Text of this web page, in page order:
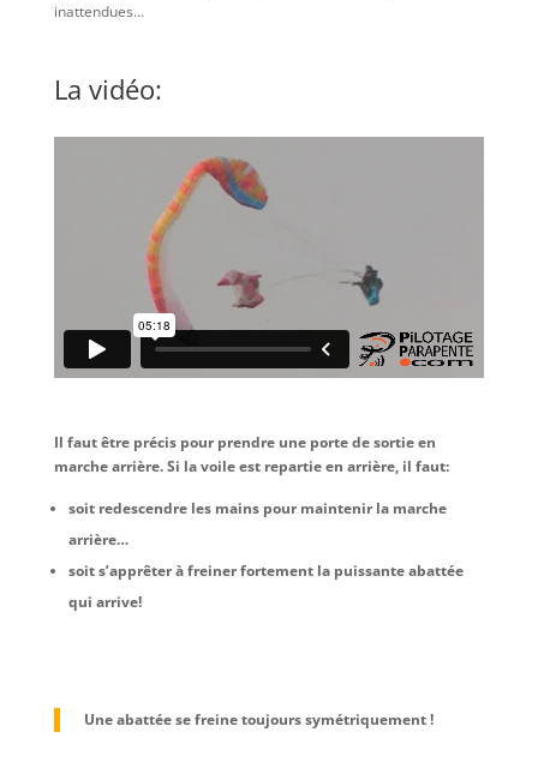
inattendues…
La vidéo:
Il faut être précis pour prendre une porte de sortie en
marche arrière. Si la voile est repartie en arrière, il faut:
soit redescendre les mains pour maintenir la marche
arrière…
soit s’apprêter à freiner fortement la puissante abattée
qui arrive!
Une abattée se freine toujours symétriquement !